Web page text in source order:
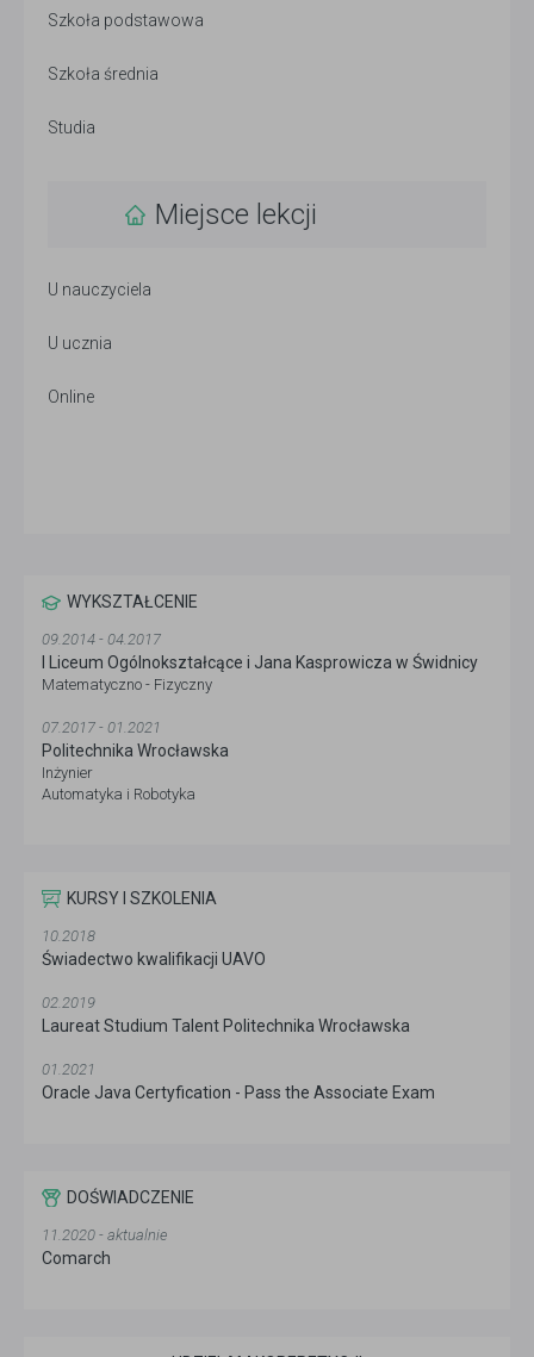
Szkoła podstawowa
Szkoła średnia
Studia
Miejsce lekcji
U nauczyciela
U ucznia
Online
WYKSZTAŁCENIE
09.2014 - 04.2017
I Liceum Ogólnokształcące i Jana Kasprowicza w Świdnicy
Matematyczno - Fizyczny
07.2017 - 01.2021
Politechnika Wrocławska
Inżynier
Automatyka i Robotyka
KURSY I SZKOLENIA
10.2018
Świadectwo kwalifikacji UAVO
02.2019
Laureat Studium Talent Politechnika Wrocławska
01.2021
Oracle Java Certyfication - Pass the Associate Exam
DOŚWIADCZENIE
11.2020 - aktualnie
Comarch